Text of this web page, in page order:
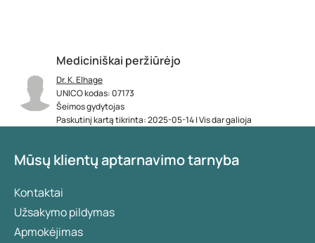
Mediciniškai peržiūrėjo
Dr. K. Elhage
UNICO kodas: 07173
Šeimos gydytojas
Paskutinį kartą tikrinta: 2025-05-14 | Vis dar galioja
Mūsų klientų aptarnavimo tarnyba
Kontaktai
Užsakymo pildymas
Apmokėjimas